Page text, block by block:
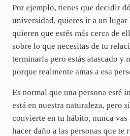
Por ejemplo, tienes que decidir
universidad, quieres ir a un lugar
quieren que estés más cerca de
sobre lo que necesitas de tu
terminarla pero estás atascado y
porque realmente amas a esa
Es normal que una persona esté
está en nuestra naturaleza, pero
convierte en tu hábito, nunca
hacer daño a las personas que te